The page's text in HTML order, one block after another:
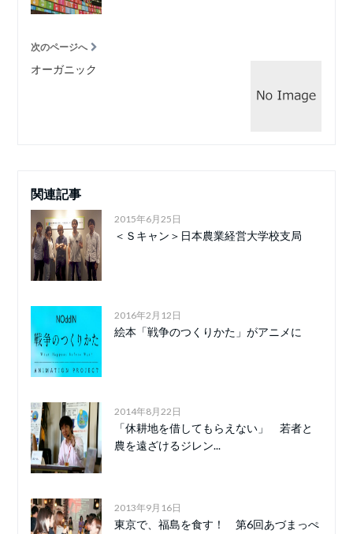
次のページへ
オーガニック
関連記事
2015年6月25日
＜Ｓキャン＞日本農業経営大学校支局
2016年2月12日
絵本「戦争のつくりかた」がアニメに
2014年8月22日
「休耕地を借してもらえない」 若者と
農を遠ざけるジレン...
2013年9月16日
東京で、福島を食す！ 第6回あづまっぺ